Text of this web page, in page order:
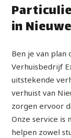
in
Ben je van
Verhuisbedrijf
uitstekende
verhuist van
zorgen ervoor
Onze service is
helpen zowel